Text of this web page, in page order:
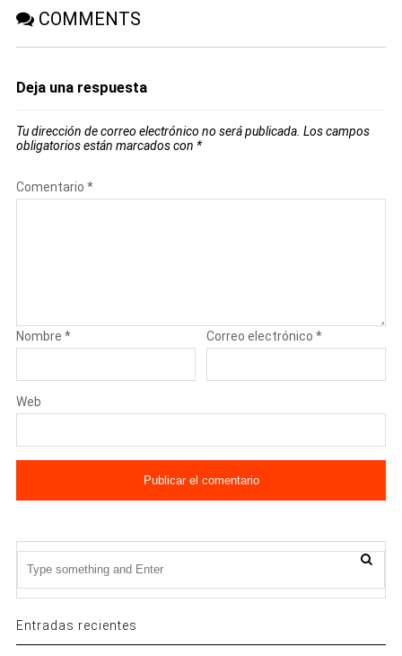
COMMENTS
Deja una respuesta
Tu dirección de correo electrónico no será publicada. Los campos
obligatorios están marcados con *
Comentario *
Nombre * Correo electrónico*
Web
Entradas recientes